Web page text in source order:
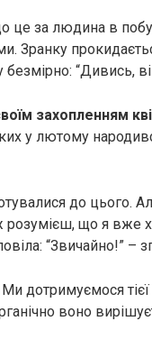
це за людина в
Зранку
“Дивись,
захопленням
у лютому
до цього.
розумієш, що я вже
“Звичайно!” –
Ми дотримуємося
воно